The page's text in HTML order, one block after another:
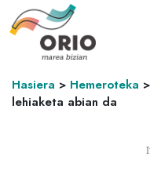
Hasiera > Hemeroteka >
lehiaketa abian da